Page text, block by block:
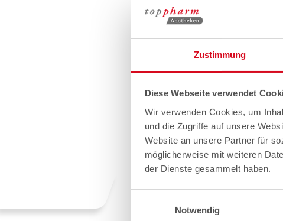
Zustimmung
Diese Webseite verwendet
Wir verwenden Cookies, um
und die Zugriffe auf unsere
Website an unsere Partner für
möglicherweise mit weiteren
der Dienste gesammelt haben.
Notwendig